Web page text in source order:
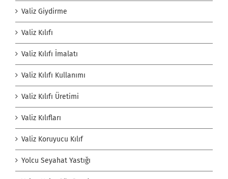
Valiz Giydirme
Valiz Kılıfı
Valiz Kılıfı İmalatı
Valiz Kılıfı Kullanımı
Valiz Kılıfı Üretimi
Valiz Kılıfları
Valiz Koruyucu Kılıf
Yolcu Seyahat Yastığı